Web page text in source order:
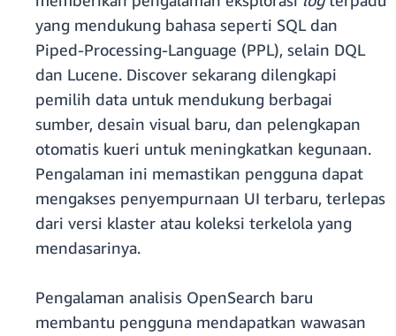
yang mendukung bahasa seperti SQL dan
Piped-Processing-Language (PPL), selain DQL
dan Lucene. Discover sekarang dilengkapi
pemilih data untuk mendukung berbagai
sumber, desain visual baru, dan pelengkapan
otomatis kueri untuk meningkatkan kegunaan.
Pengalaman ini memastikan pengguna dapat
mengakses penyempurnaan UI terbaru, terlepas
dari versi klaster atau koleksi terkelola yang
mendasarinya.
Pengalaman analisis OpenSearch baru
membantu pengguna mendapatkan wawasan